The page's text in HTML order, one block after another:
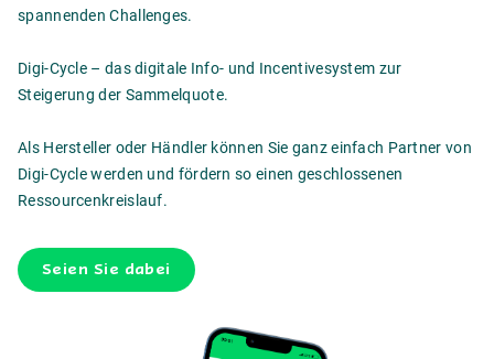
spannenden Challenges.
Digi-Cycle – das digitale Info- und Incentivesystem zur
Steigerung der Sammelquote.
Als Hersteller oder Händler können Sie ganz einfach Partner von
Digi-Cycle werden und fördern so einen geschlossenen
Ressourcenkreislauf.
Seien Sie dabei